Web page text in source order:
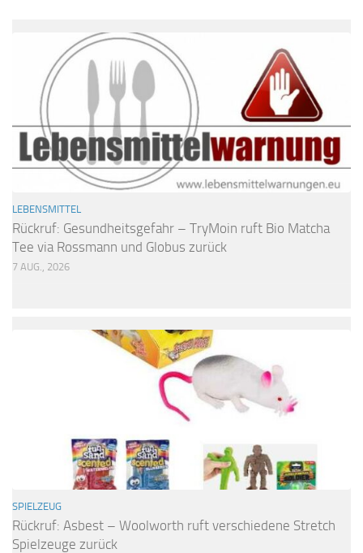
LEBENSMITTEL
Rückruf: Gesundheitsgefahr – TryMoin ruft Bio Matcha
Tee via Rossmann und Globus zurück
7 AUG., 2026
SPIELZEUG
Rückruf: Asbest – Woolworth ruft verschiedene Stretch
Spielzeuge zurück